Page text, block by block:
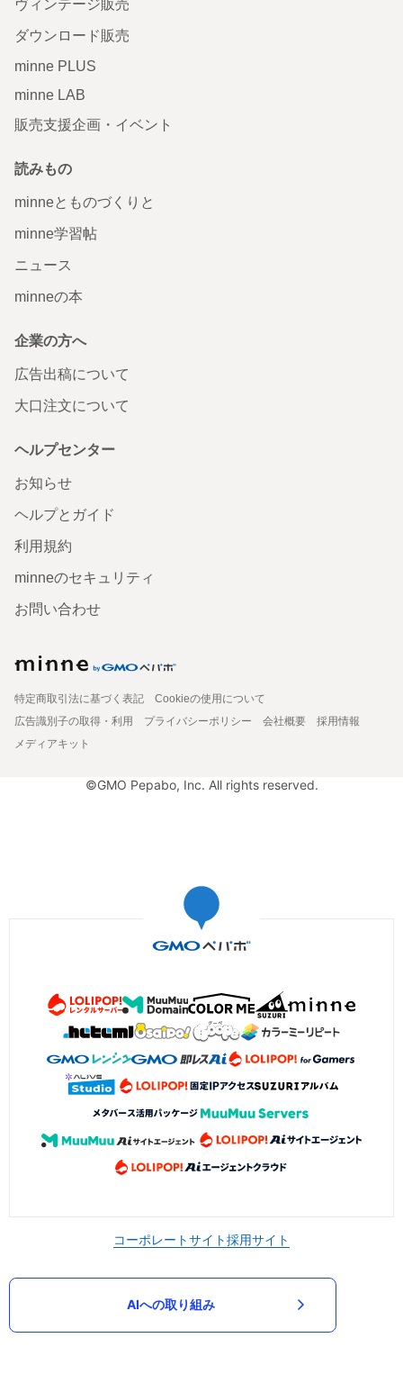
ヴィンテージ販売
ダウンロード販売
minne PLUS
minne LAB
販売支援企画・イベント
読みもの
minneとものづくりと
minne学習帖
ニュース
minneの本
企業の方へ
広告出稿について
大口注文について
ヘルプセンター
お知らせ
ヘルプとガイド
利用規約
minneのセキュリティ
お問い合わせ
特定商取引法に基づく表記
Cookieの使用について
広告識別子の取得・利用
プライバシーポリシー 会社概要
採用情報
メディアキット
©GMO Pepabo, Inc. All rights reserved.
コーポレートサイト採用サイト
AIへの取り組み